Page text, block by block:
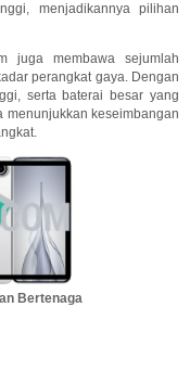
menjadikannya pilihan
juga membawa sejumlah
perangkat gaya. Dengan
serta baterai besar yang
menunjukkan keseimbangan
Bertenaga